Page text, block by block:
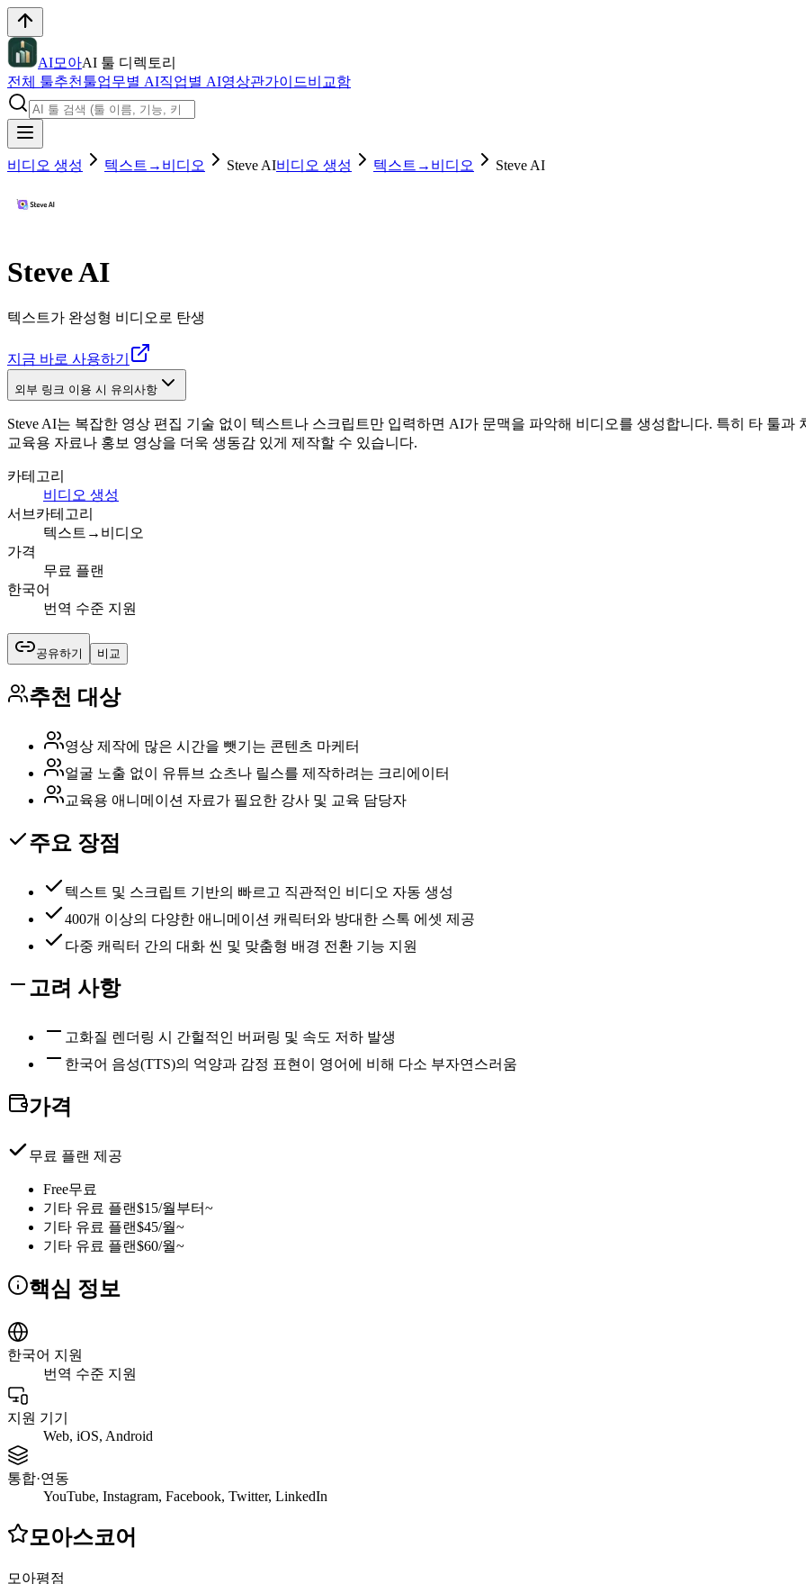
AI모아AI 툴 디렉토리
전체 툴추천툴업무별 AI직업별 AI영상관가이드비교함
비디오 생성 텍스트→비디오 Steve AI비디오 생성 텍스트→비디오 Steve AI
Steve AI
텍스트가 완성형 비디오로 탄생
지금 바로 사용하기
외부 링크 이용 시 유의사항
Steve AI는 복잡한 영상 편집 기술 없이 텍스트나 스크립트만 입력하면 AI가 문맥을 파악해 비디오를 생성합니다. 특히 타 툴
교육용 자료나 홍보 영상을 더욱 생동감 있게 제작할 수 있습니다.
카테고리
비디오 생성
서브카테고리
텍스트→비디오
가격
무료 플랜
한국어
번역 수준 지원
공유하기 비교
추천 대상
영상 제작에 많은 시간을 뺏기는 콘텐츠 마케터
얼굴 노출 없이 유튜브 쇼츠나 릴스를 제작하려는 크리에이터
교육용 애니메이션 자료가 필요한 강사 및 교육 담당자
주요 장점
텍스트 및 스크립트 기반의 빠르고 직관적인 비디오 자동 생성
400개 이상의 다양한 애니메이션 캐릭터와 방대한 스톡 에셋 제공
다중 캐릭터 간의 대화 씬 및 맞춤형 배경 전환 기능 지원
고려 사항
고화질 렌더링 시 간헐적인 버퍼링 및 속도 저하 발생
한국어 음성(TTS)의 억양과 감정 표현이 영어에 비해 다소 부자연스러움
가격
무료 플랜 제공
Free무료
기타 유료 플랜$15/월부터~
기타 유료 플랜$45/월~
기타 유료 플랜$60/월~
핵심 정보
한국어 지원
번역 수준 지원
지원 기기
Web, iOS, Android
통합·연동
YouTube, Instagram, Facebook, Twitter, LinkedIn
모아스코어
모아평점